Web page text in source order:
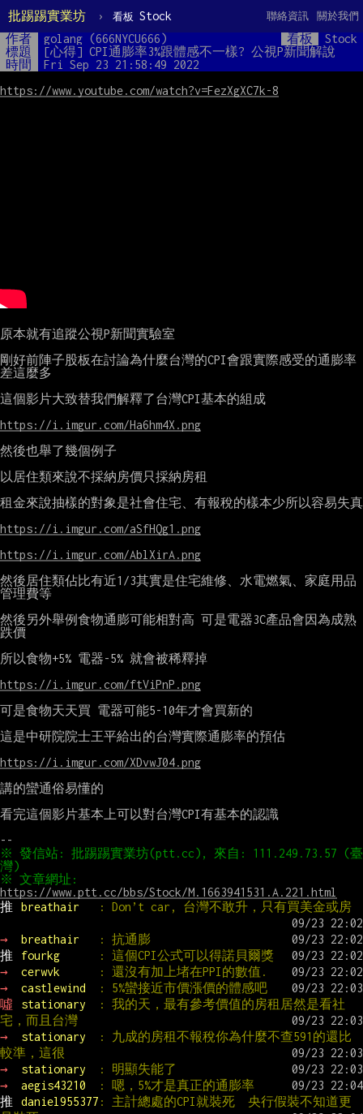
批踢踢實業坊 › 看板 Stock 關於我們
聯絡資訊
作者 golang (666NYCU666) 看板
Stock
標題
[心得] CPI通膨率3%跟體感不一樣? 公視P新聞解說
時間
Fri Sep 23 21:58:49 2022
https://www.youtube.com/watch?v=FezXgXC7k-8
原本就有追蹤公視P新聞實驗室
剛好前陣子股板在討論為什麼台灣的CPI會跟實際感受的通膨率
差這麼多
這個影片大致替我們解釋了台灣CPI基本的組成
https://i.imgur.com/Ha6hm4X.png
然後也舉了幾個例子
以居住類來說不採納房價只採納房租
租金來說抽樣的對象是社會住宅、有報稅的樣本少所以容易失真
https://i.imgur.com/aSfHQg1.png
https://i.imgur.com/AblXirA.png
然後居住類佔比有近1/3其實是住宅維修、水電燃氣、家庭用品
管理費等
然後另外舉例食物通膨可能相對高 可是電器3C產品會因為成熟
跌價
所以食物+5% 電器-5% 就會被稀釋掉
https://i.imgur.com/ftViPnP.png
可是食物天天買 電器可能5-10年才會買新的
這是中研院院士王平給出的台灣實際通膨率的預估
https://i.imgur.com/XDvwJ04.png
講的蠻通俗易懂的
看完這個影片基本上可以對台灣CPI有基本的認識
※ 發信站: 批踢踢實業坊(ptt.cc), 來自: 111.249.73.57 (臺
https://www.ptt.cc/bbs/Stock/M.1663941531.A.221.html
推
breathair : Don’t car, 台灣不敢升，只有買美金或房
→ breathair
: 抗通膨
推
fourkg
: 這個CPI公式可以得諾貝爾獎
→
cerwvk
: 還沒有加上堵在PPI的數值.
→
castlewind
: 5%蠻接近市價漲價的體感吧
噓
stationary
: 我的天，最有參考價值的房租居然是看社
宅，而且台灣
→
stationary
: 九成的房租不報稅你為什麼不查591的還比
較準，這很
→
stationary
: 明顯失能了
→
aegis43210
: 嗯，5%才是真正的通膨率
推
daniel955377 : 主計總處的CPI就裝死  央行假裝不知道更